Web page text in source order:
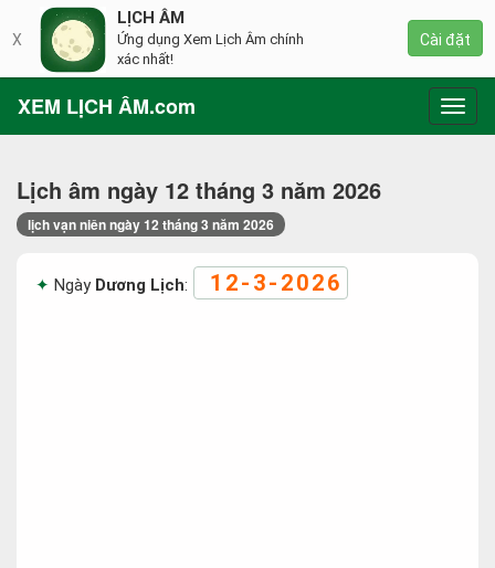
XEM LỊCH ÂM.com
Lịch âm ngày 12 tháng 3 năm 2026
lịch vạn niên ngày 12 tháng 3 năm 2026
Ngày Dương Lịch: 12-3-2026
X
LỊCH ÂM
Ứng dụng Xem Lịch Âm chính
xác nhất!
Cài đặt